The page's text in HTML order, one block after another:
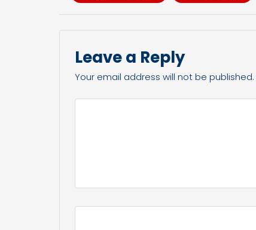
Leave a Reply
Your email address will not be published.